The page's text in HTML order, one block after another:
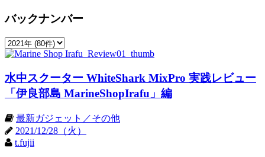
バックナンバー
水中スクーター WhiteShark MixPro 実践レビュー
「伊良部島 MarineShopIrafu」編
最新ガジェット／その他
2021/12/28（火）
t.fujii